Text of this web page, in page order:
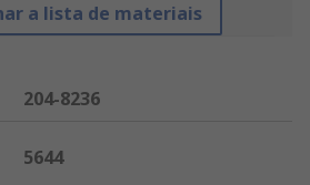
a lista de materiais
204-8236
5644